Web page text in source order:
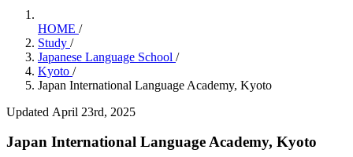
HOME /
Study /
Japanese Language School /
Kyoto /
Japan International Language Academy, Kyoto
Updated April 23rd, 2025
Japan International Language Academy, Kyoto